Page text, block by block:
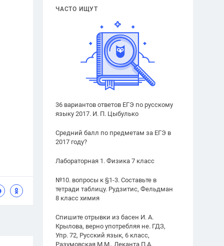
ЧАСТО ИЩУТ
36 вариантов ответов ЕГЭ по русскому
языку 2017. И. П. Цыбулько
Средний балл по предметам за ЕГЭ в
2017 году?
Лабораторная 1. Физика 7 класс
№10. вопросы к §1-3. Составьте в
тетради таблицу. Рудзитис, Фельдман
8 класс химия
Спишите отрывки из басен И. А.
Крылова, верно употребляя не. ГДЗ,
Упр. 72, Русский язык, 6 класс,
Разумовская М.М., Леканта П.А.